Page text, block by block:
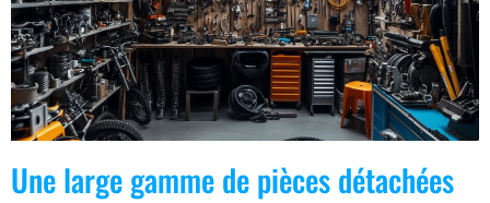
Une large gamme de pièces détachées